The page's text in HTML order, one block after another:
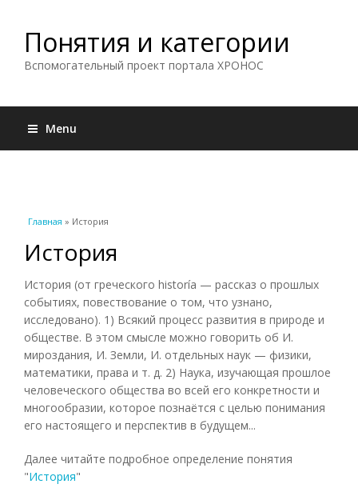
Понятия и категории
Вспомогательный проект портала ХРОНОС
Menu
Вы здесь
Главная » История
История
История (от греческого historía — рассказ о прошлых
событиях, повествование о том, что узнано,
исследовано). 1) Всякий процесс развития в природе и
обществе. В этом смысле можно говорить об И.
мироздания, И. Земли, И. отдельных наук — физики,
математики, права и т. д. 2) Наука, изучающая прошлое
человеческого общества во всей его конкретности и
многообразии, которое познаётся с целью понимания
его настоящего и перспектив в будущем...
Далее читайте подробное определение понятия
"История"